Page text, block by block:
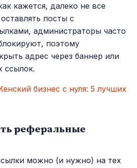
кажется, далеко не все
посты с
администраторы часто
поэтому
адрес через баннер или
ссылок.
бизнес с нуля: 5 лучших
реферальные
можно (и нужно) на тех